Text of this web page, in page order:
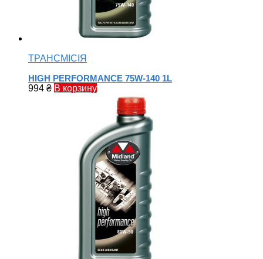
ТРАНСМІСІЯ
HIGH PERFORMANCE 75W-140 1L
994 ₴ В корзину